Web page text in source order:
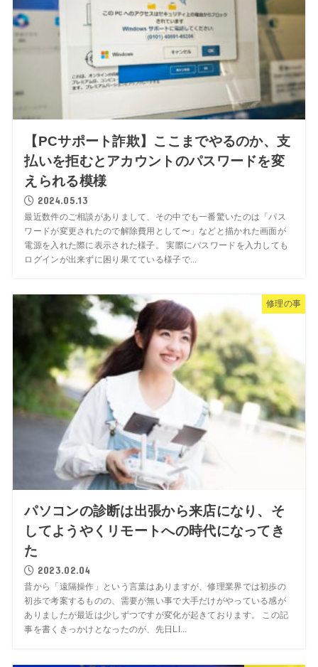
【PCサポート詐欺】ここまでやるのか、支
払いを拒むとアカウントのパスワードを変
えられる模様
2024.05.13
最近数件のご相談がありまして、その中でも一番驚いたのは「パス
ワードが変更されたので解除費用として〜」などと描かれた画面が
電源を入れた際に表示された様子。 実際にパスワードを入力しても
ログインが出来ずに困り果てている様子で...
修理の事
パソコンの診断は出張から来店になり、そ
してようやくリモートへの時代になってき
た
2023.02.04
昔から「遠隔操作」という言葉はありますが、修理業界では初歩の
初歩で考案するものの、需要が無い事で大手だけがやっている感が
ありましたが最近は少しずつですが変化が起きております。 この記
事を書くきっかけとなったのが、先日LI...